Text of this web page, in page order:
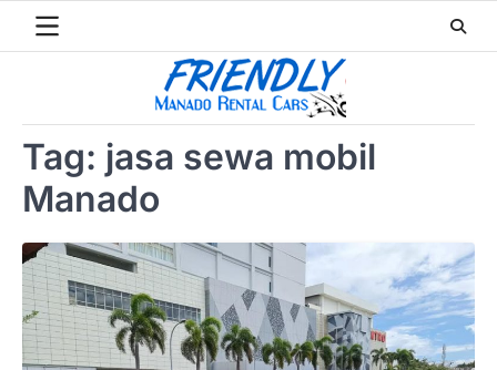
Tag: jasa sewa mobil
Manado